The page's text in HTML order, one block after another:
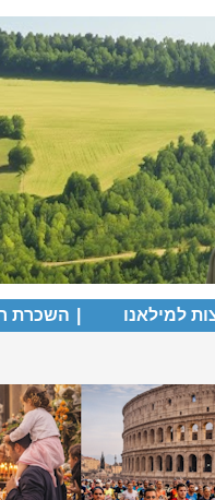
למילאנו השכרת